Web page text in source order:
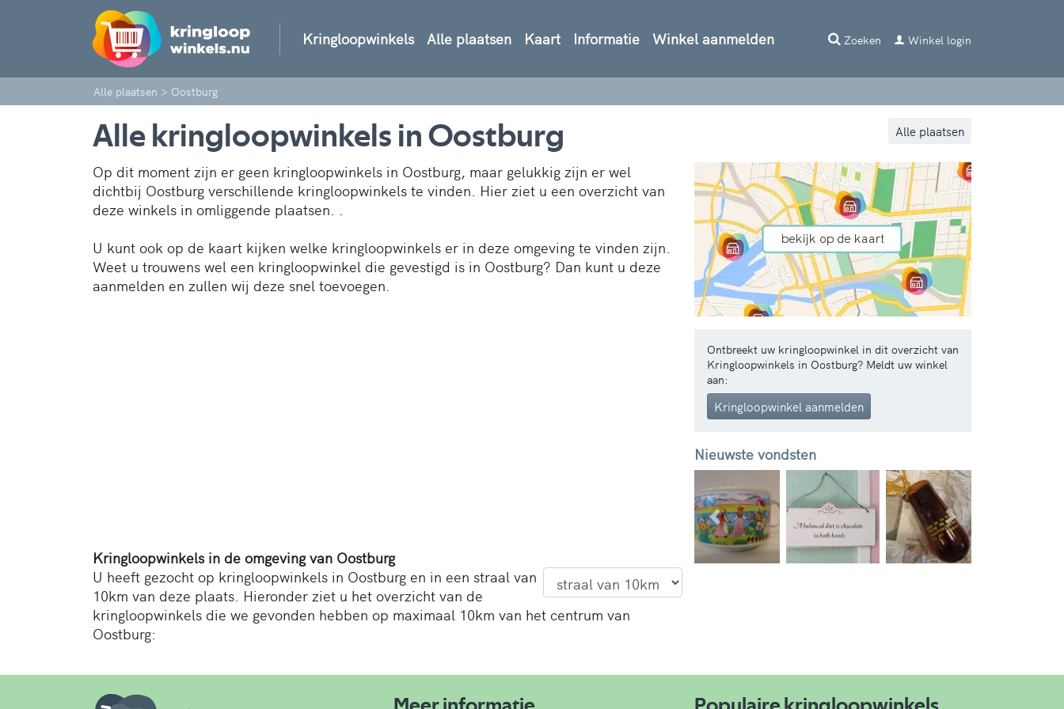
Kringloopwinkels Alle plaatsen Kaart Informatie Winkel aanmelden Zoeken Winkel login
Alle plaatsen > Oostburg
Alle plaatsen
Alle kringloopwinkels in Oostburg
Op dit moment zijn er geen kringloopwinkels in Oostburg, maar gelukkig zijn er wel
dichtbij Oostburg verschillende kringloopwinkels te vinden. Hier ziet u een overzicht van
deze winkels in omliggende plaatsen. .
U kunt ook op de kaart kijken welke kringloopwinkels er in deze omgeving te vinden zijn.
Weet u trouwens wel een kringloopwinkel die gevestigd is in Oostburg? Dan kunt u deze
aanmelden en zullen wij deze snel toevoegen.
Kringloopwinkels in de omgeving van Oostburg
U heeft gezocht op kringloopwinkels in Oostburg en in een straal van
10km van deze plaats. Hieronder ziet u het overzicht van de
kringloopwinkels die we gevonden hebben op maximaal 10km van het centrum van
Oostburg:
Ontbreekt uw kringloopwinkel in dit overzicht van
Kringloopwinkels in Oostburg? Meldt uw winkel
aan:
Kringloopwinkel aanmelden
Nieuwste vondsten
Vorige Volgende